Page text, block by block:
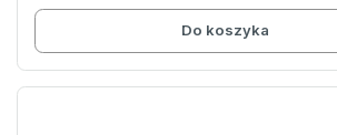
Do koszyka